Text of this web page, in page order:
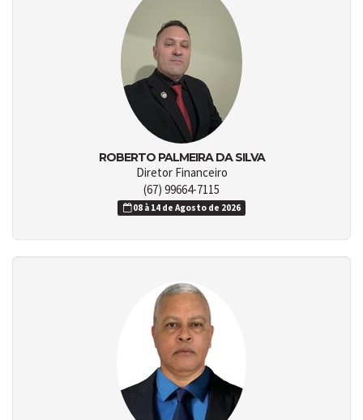
ROBERTO PALMEIRA DA SILVA
Diretor Financeiro
(67) 99664-7115
08 à 14 de Agosto de 2026